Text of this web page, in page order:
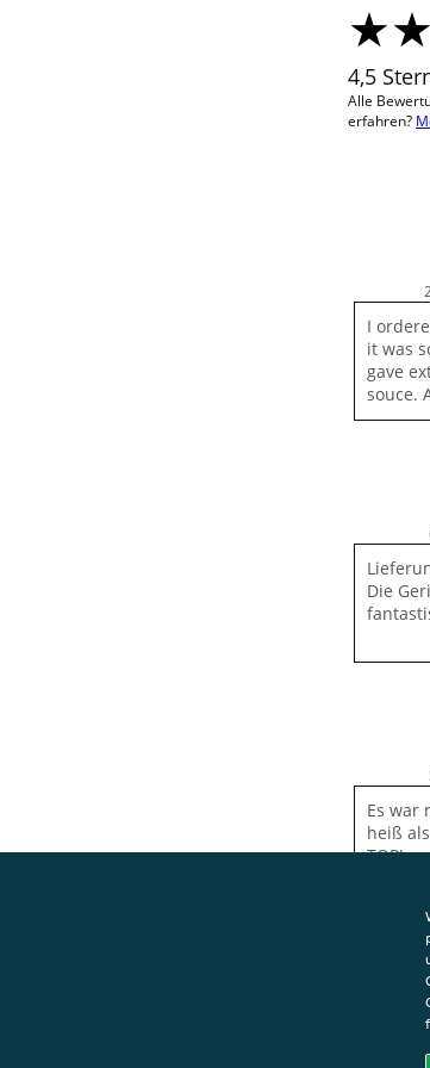
4,5
Alle
erfahren?
I
it was
gave
souce.
Die
Es war
heiß
TOP!